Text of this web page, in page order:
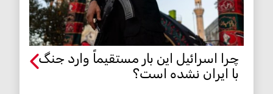
چرا اسرائیل این بار مستقیماً وارد جنگ
با ایران نشده است؟